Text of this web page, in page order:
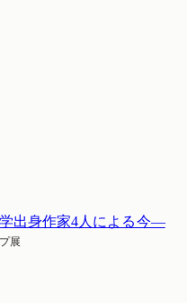
出身作家4人による今—
展